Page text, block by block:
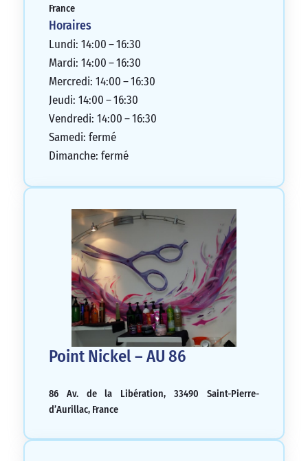
France
Horaires
Lundi: 14:00 – 16:30
Mardi: 14:00 – 16:30
Mercredi: 14:00 – 16:30
Jeudi: 14:00 – 16:30
Vendredi: 14:00 – 16:30
Samedi: fermé
Dimanche: fermé
Point Nickel – AU 86
86 Av. de la Libération, 33490 Saint-Pierre-
d’Aurillac, France